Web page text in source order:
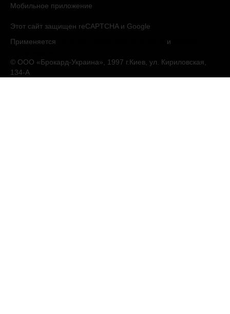
Мобильное приложение
Этот сайт защищен reCAPTCHA и Google
Применяется
и
© ООО «Брокард-Украина», 1997 г.Киев, ул. Кириловская,
134-А